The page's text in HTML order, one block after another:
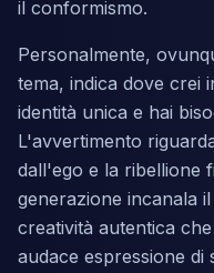
il conformismo.
Personalmente,
tema, indica dove crei
identità unica e hai
L'avvertimento
dall'ego e la ribellione
generazione incanala
creatività autentica
audace espressione